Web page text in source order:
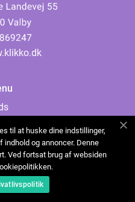
til at huske dine indstillinger,
og annoncer. Denne
Ved fortsat brug af websiden